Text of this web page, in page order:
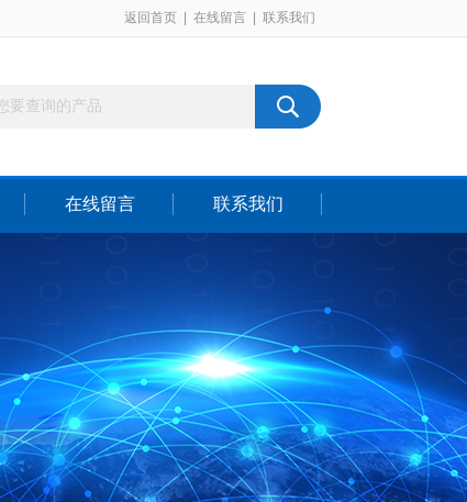
返回首页 在线留言 联系我们
在线留言 联系我们